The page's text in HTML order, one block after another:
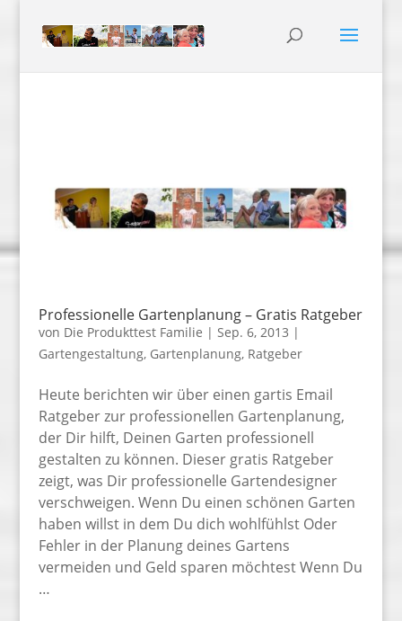
Professionelle Gartenplanung – Gratis Ratgeber
von Die Produkttest Familie | Sep. 6, 2013 |
Gartengestaltung, Gartenplanung, Ratgeber
Heute berichten wir über einen gartis Email
Ratgeber zur professionellen Gartenplanung,
der Dir hilft, Deinen Garten professionell
gestalten zu können. Dieser gratis Ratgeber
zeigt, was Dir professionelle Gartendesigner
verschweigen. Wenn Du einen schönen Garten
haben willst in dem Du dich wohlfühlst Oder
Fehler in der Planung deines Gartens
vermeiden und Geld sparen möchtest Wenn Du
…